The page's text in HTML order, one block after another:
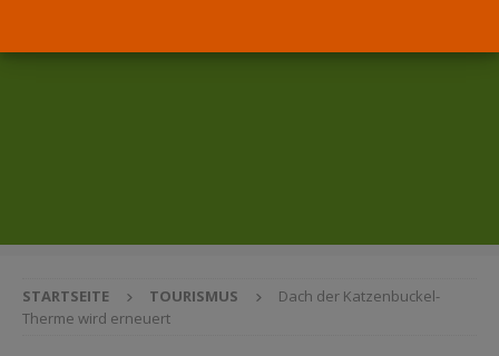
STARTSEITE TOURISMUS
Dach der Katzenbuckel-
Therme wird erneuert